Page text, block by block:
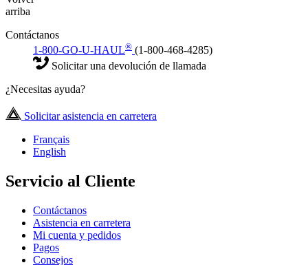
arriba
Contáctanos
1-800-GO-U-HAUL® (1-800-468-4285)
Solicitar una devolución de llamada
¿Necesitas ayuda?
Solicitar asistencia en carretera
Français
English
Servicio al Cliente
Contáctanos
Asistencia en carretera
Mi cuenta y pedidos
Pagos
Consejos